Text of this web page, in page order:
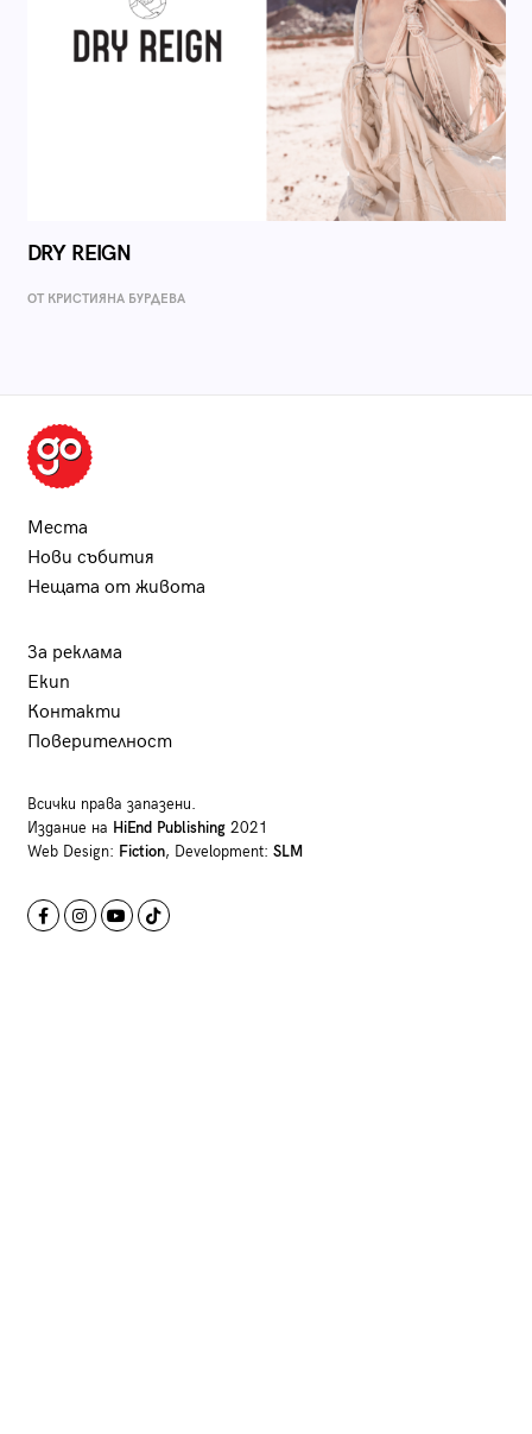
DRY REIGN
ОТ КРИСТИЯНА БУРДЕВА
Места
Нови събития
Нещата от живота
За реклама
Екип
Контакти
Поверителност
Всички права запазени.
Издание на HiEnd Publishing2021
Web Design: Fiction, Development: SLM